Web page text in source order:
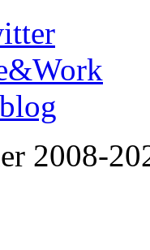
2008-